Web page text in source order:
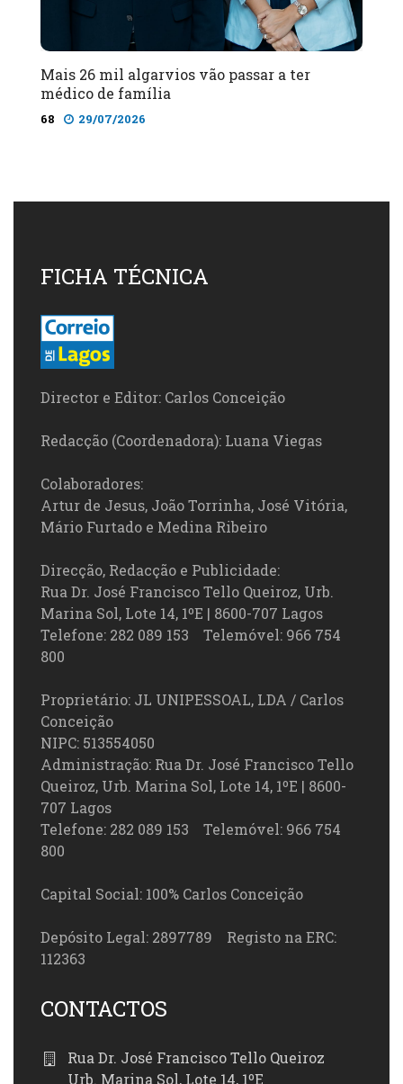
Mais 26 mil algarvios vão passar a ter
médico de família
68 29/07/2026
FICHA TÉCNICA
Director e Editor: Carlos Conceição
Redacção (Coordenadora): Luana Viegas
Colaboradores:
Artur de Jesus, João Torrinha, José Vitória,
Mário Furtado e Medina Ribeiro
Direcção, Redacção e Publicidade:
Rua Dr. José Francisco Tello Queiroz, Urb.
Marina Sol, Lote 14, 1ºE | 8600-707 Lagos
Telefone: 282 089 153 Telemóvel: 966 754
800
Proprietário: JL UNIPESSOAL, LDA / Carlos
Conceição
NIPC: 513554050
Administração: Rua Dr. José Francisco Tello
Queiroz, Urb. Marina Sol, Lote 14, 1ºE | 8600-
707 Lagos
Telefone: 282 089 153 Telemóvel: 966 754
800
Capital Social: 100% Carlos Conceição
Depósito Legal: 2897789 Registo na ERC:
112363
CONTACTOS
Rua Dr. José Francisco Tello Queiroz
Urb. Marina Sol, Lote 14, 1ºE